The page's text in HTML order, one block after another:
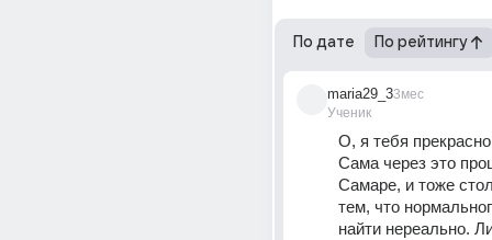
По дате По рейтингу
maria29_3
Ученик
3мес
О, я тебя
Сама через это
Самаре, и тоже
тем, что
найти нереально.